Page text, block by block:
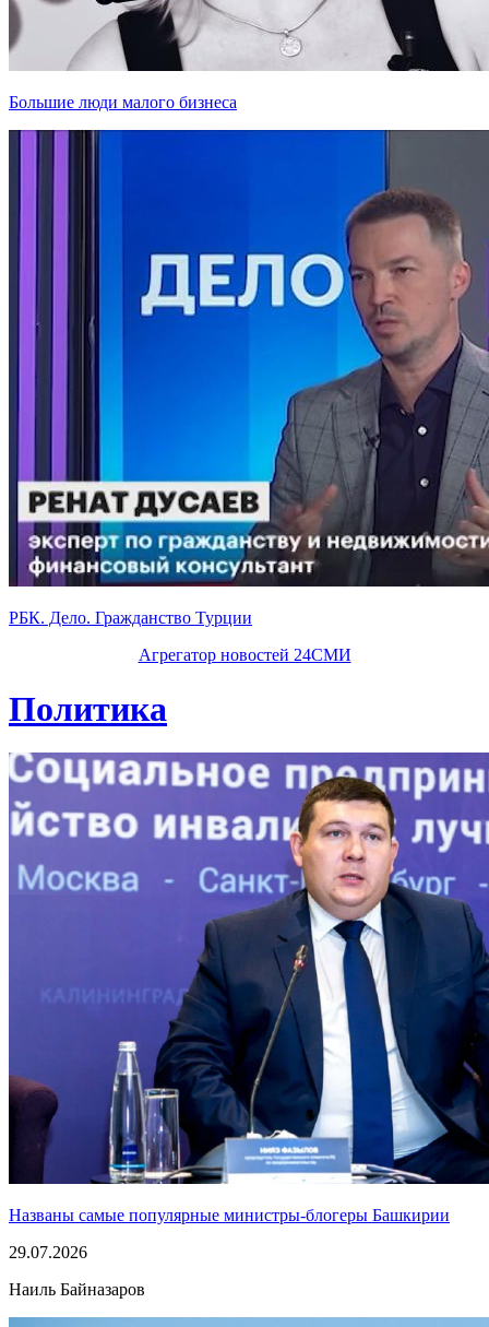
Большие люди малого бизнеса
РБК. Дело. Гражданство Турции
Агрегатор новостей 24СМИ
Политика
Названы самые популярные министры-блогеры Башкирии
29.07.2026
Наиль Байназаров